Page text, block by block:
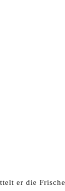
er die Frische